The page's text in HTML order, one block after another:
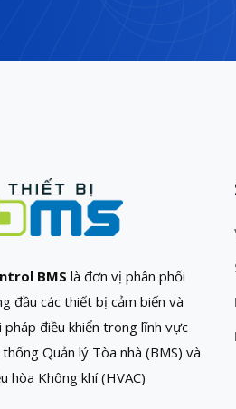
BMS là đơn vị phân phối
đầu các thiết bị cảm biến và
pháp điều khiển trong lĩnh vực
Quản lý Tòa nhà (BMS) và
hòa Không khí (HVAC)